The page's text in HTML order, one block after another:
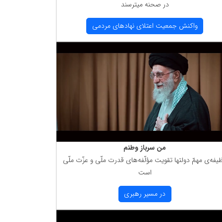
در صحنه میترسند
واكنش جمعیت اعتلای نهادهای مردمی
من سرباز وطنم
مهمّ دولتها تقویت مؤلّفه‌های قدرت ملّی و عزّت ملّی
است
در مسیر رهبری